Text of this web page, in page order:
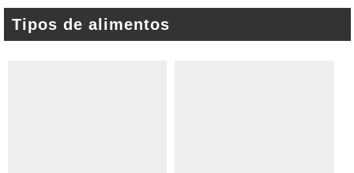
Tipos de alimentos